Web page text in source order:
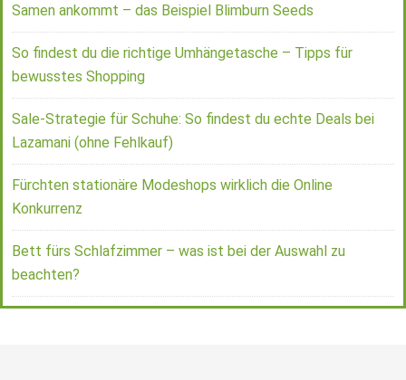
Samen ankommt – das Beispiel Blimburn Seeds
So findest du die richtige Umhängetasche – Tipps für
bewusstes Shopping
Sale-Strategie für Schuhe: So findest du echte Deals bei
Lazamani (ohne Fehlkauf)
Fürchten stationäre Modeshops wirklich die Online
Konkurrenz
Bett fürs Schlafzimmer – was ist bei der Auswahl zu
beachten?